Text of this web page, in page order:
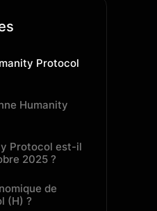
Protocol
Humanity
Protocol est-il
2025 ?
de
(H) ?